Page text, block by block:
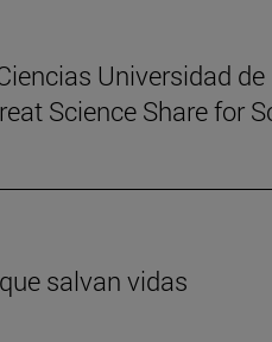
Universidad
Science Share for
salvan vidas